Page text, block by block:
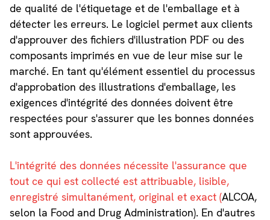
de qualité de l'étiquetage et de l'emballage et à
détecter les erreurs. Le logiciel permet aux clients
d'approuver des fichiers d'illustration PDF ou des
composants imprimés en vue de leur mise sur le
marché. En tant qu'élément essentiel du processus
d'approbation des illustrations d'emballage, les
exigences d'intégrité des données doivent être
respectées pour s'assurer que les bonnes données
sont approuvées.
L'intégrité des données nécessite l'assurance que
tout ce qui est collecté est attribuable, lisible,
enregistré simultanément, original et exact (ALCOA,
selon la Food and Drug Administration). En d'autres